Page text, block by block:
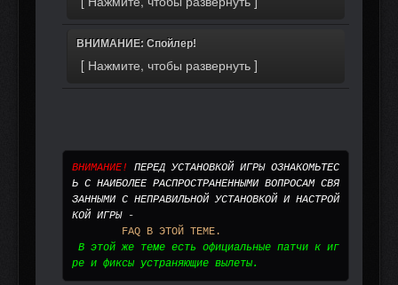
ВНИМАНИЕ: Спойлер!
ВНИМАНИЕ! ПЕРЕД УСТАНОВКОЙ ИГРЫ ОЗНАКОМЬТЕС
Ь С НАИБОЛЕЕ РАСПРОСТРАНЕННЫМИ ВОПРОСАМ СВЯ
ЗАННЫМИ С НЕПРАВИЛЬНОЙ УСТАНОВКОЙ И НАСТРОЙ
КОЙ ИГРЫ -
	FAQ В ЭТОЙ ТЕМЕ.
В этой же теме есть официальные патчи к иг
ре и фиксы устраняющие вылеты.